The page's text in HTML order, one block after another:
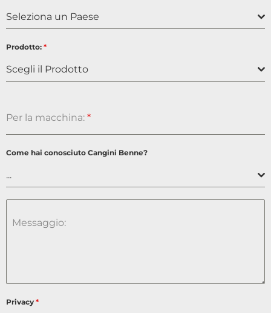
Seleziona un Paese
Prodotto: *
Scegli il Prodotto
Per la macchina: *
Come hai conosciuto Cangini Benne?
...
Messaggio:
Privacy *